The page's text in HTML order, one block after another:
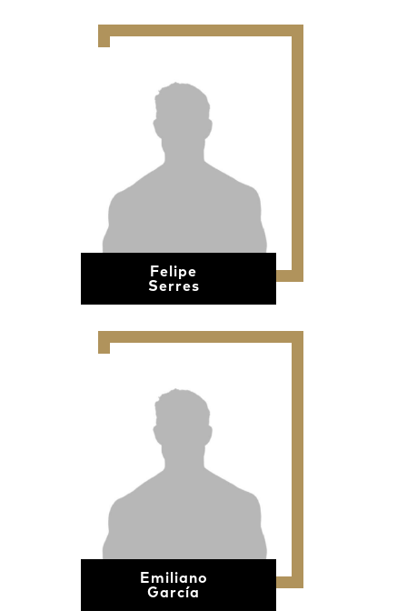
Felipe
Serres
Emiliano
García